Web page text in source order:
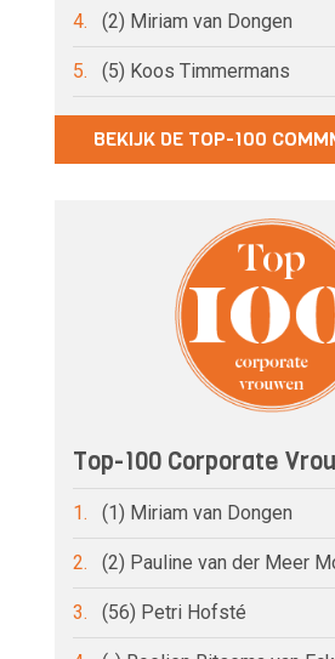
4. (2) Miriam van Dongen
5. (5) Koos Timmermans
BEKIJK DE TOP-100
Top-100 Corporate
1. (1) Miriam van Dongen
2. (2) Pauline van der Meer
3. (56) Petri Hofsté